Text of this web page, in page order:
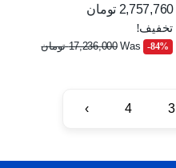
قیمت عادی
قیمت
2,757,760 تومان
تخفیف!
‎-84%
Was 17,236,000 تومان
3
4
›